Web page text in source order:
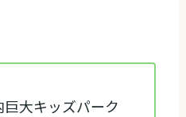
大キッズパーク